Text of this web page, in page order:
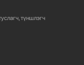
түншлэгч